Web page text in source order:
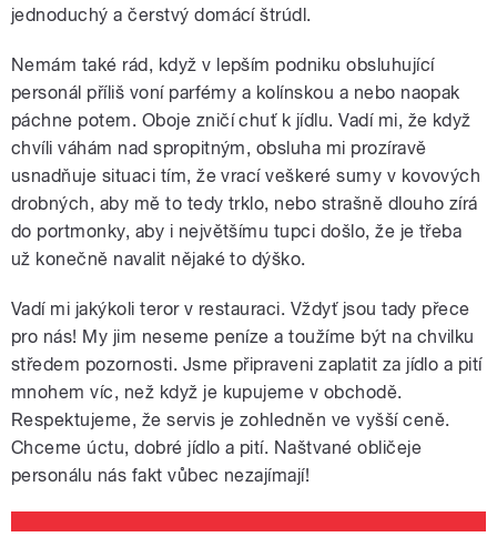
jednoduchý a čerstvý domácí štrúdl.
Nemám také rád, když v lepším podniku obsluhující
personál příliš voní parfémy a kolínskou a nebo naopak
páchne potem. Oboje zničí chuť k jídlu. Vadí mi, že když
chvíli váhám nad spropitným, obsluha mi prozíravě
usnadňuje situaci tím, že vrací veškeré sumy v kovových
drobných, aby mě to tedy trklo, nebo strašně dlouho zírá
do portmonky, aby i největšímu tupci došlo, že je třeba
už konečně navalit nějaké to dýško.
Vadí mi jakýkoli teror v restauraci. Vždyť jsou tady přece
pro nás! My jim neseme peníze a toužíme být na chvilku
středem pozornosti. Jsme připraveni zaplatit za jídlo a pití
mnohem víc, než když je kupujeme v obchodě.
Respektujeme, že servis je zohledněn ve vyšší ceně.
Chceme úctu, dobré jídlo a pití. Naštvané obličeje
personálu nás fakt vůbec nezajímají!